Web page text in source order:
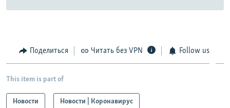
Поделиться Читать без VPN Follow us
This item is part of
Новости Новости | Коронавирус